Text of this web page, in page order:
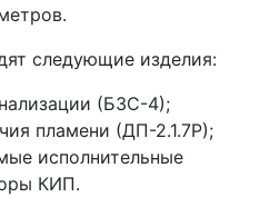
следующие изделия:
(БЗС-4);
пламени (ДП-2.1.7Р);
исполнительные
КИП.